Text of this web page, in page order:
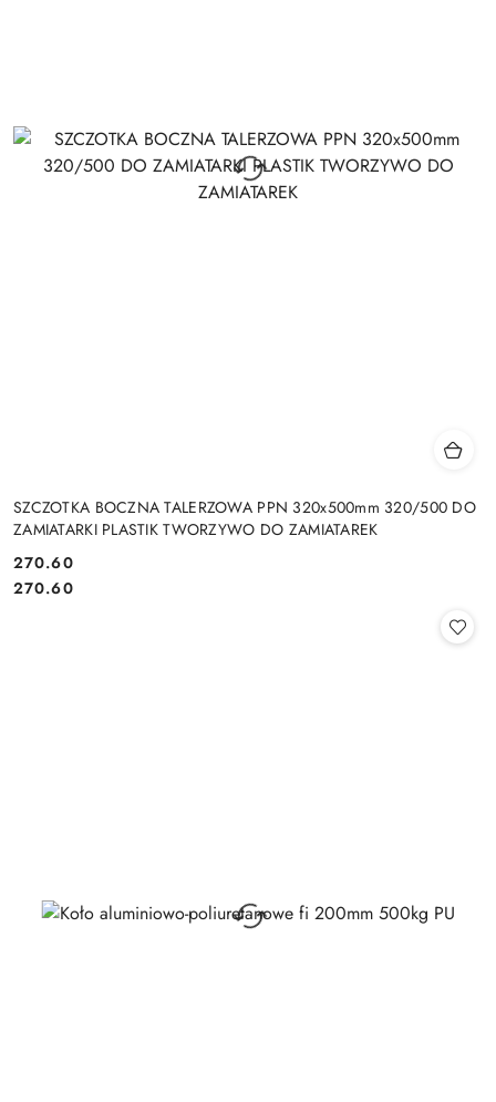
SZCZOTKA BOCZNA TALERZOWA PPN 320x500mm 320/500 DO
ZAMIATARKI PLASTIK TWORZYWO DO ZAMIATAREK
Cena:
270.60
Cena:
270.60